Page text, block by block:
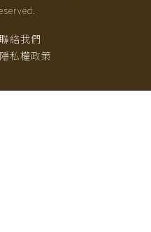
聯絡我們
隱私權政策